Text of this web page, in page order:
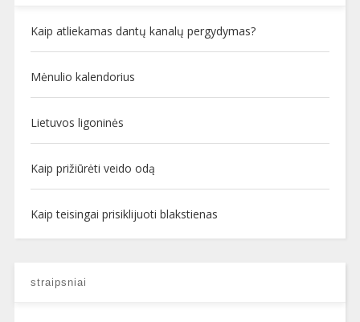
Kaip atliekamas dantų kanalų pergydymas?
Mėnulio kalendorius
Lietuvos ligoninės
Kaip prižiūrėti veido odą
Kaip teisingai prisiklijuoti blakstienas
straipsniai